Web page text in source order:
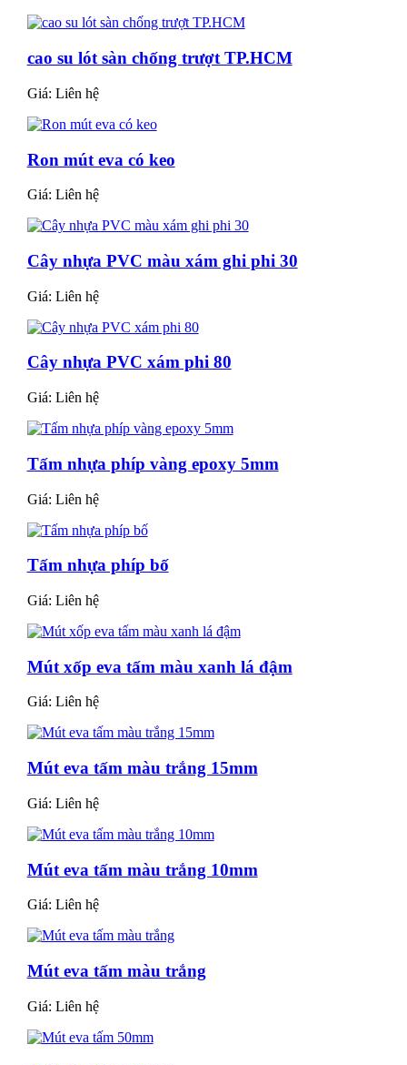
cao su lót sàn chống trượt TP.HCM
Giá: Liên hệ
Ron mút eva có keo
Giá: Liên hệ
Cây nhựa PVC màu xám ghi phi 30
Giá: Liên hệ
Cây nhựa PVC xám phi 80
Giá: Liên hệ
Tấm nhựa phíp vàng epoxy 5mm
Giá: Liên hệ
Tấm nhựa phíp bố
Giá: Liên hệ
Mút xốp eva tấm màu xanh lá đậm
Giá: Liên hệ
Mút eva tấm màu trắng 15mm
Giá: Liên hệ
Mút eva tấm màu trắng 10mm
Giá: Liên hệ
Mút eva tấm màu trắng
Giá: Liên hệ